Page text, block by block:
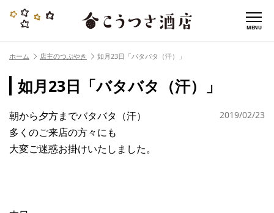
MENU
ホーム 店主のつぶやき 如月23日「バタバタ（汗）」
如月23日「バタバタ（汗）」
2019/02/23
朝から夕方までバタバタ（汗）
多くのご来店の方々にも
大変ご迷惑お掛けいたしました。